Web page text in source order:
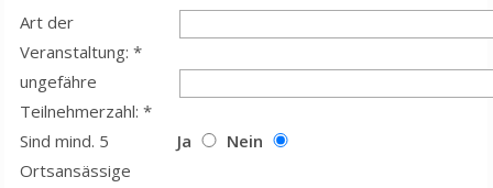
Art der
Veranstaltung: *
ungefähre
Teilnehmerzahl: *
Sind mind. 5
Ortsansässige
Ja Nein